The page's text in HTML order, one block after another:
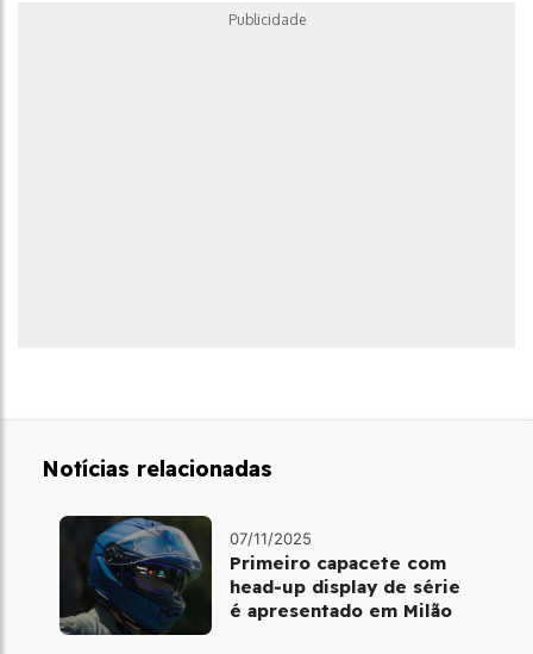
Publicidade
Notícias relacionadas
07/11/2025
Primeiro capacete com
head‑up display de série
é apresentado em Milão